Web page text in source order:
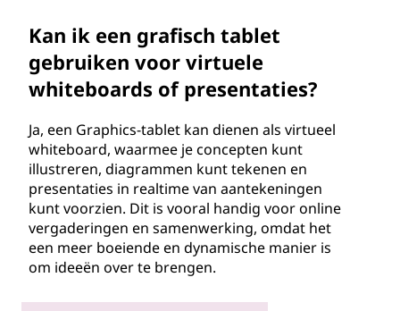
Kan ik een grafisch tablet
gebruiken voor virtuele
whiteboards of presentaties?
Ja, een Graphics-tablet kan dienen als virtueel
whiteboard, waarmee je concepten kunt
illustreren, diagrammen kunt tekenen en
presentaties in realtime van aantekeningen
kunt voorzien. Dit is vooral handig voor online
vergaderingen en samenwerking, omdat het
een meer boeiende en dynamische manier is
om ideeën over te brengen.